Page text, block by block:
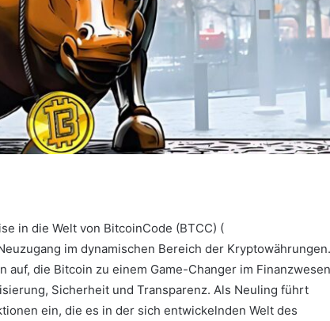
in die Welt von BitcoinCode (BTCC) (
im dynamischen Bereich der Kryptowährungen.
auf, die Bitcoin zu einem Game-Changer im Finanzwesen
Sicherheit und Transparenz. Als Neuling führt
ein, die es in der sich entwickelnden Welt des